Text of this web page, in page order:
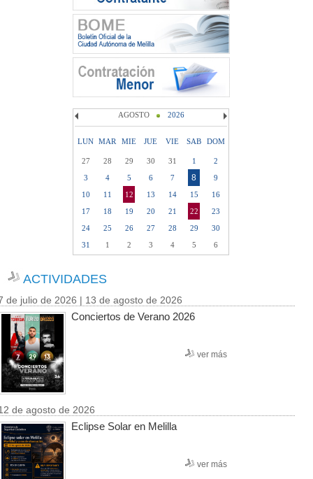
AGOSTO 2026
LUN MAR MIE JUE VIE SAB DOM
27 28 29 30 31 1
2
3
4 5 6 7 8
9
10
11 12 13 14 15
16
17
18 19 20 21 22
23
24
25 26 27 28 29
30
31
1 2 3 4 5 6
ACTIVIDADES
de julio de 2026 | 13 de agosto de 2026
Conciertos de Verano 2026
ver más
de agosto de 2026
Eclipse Solar en Melilla
ver más